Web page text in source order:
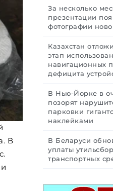
В
За несколько
презентации
фотографии
Казахстан
этап
навигационных
дефицита
В Нью-Йорке в
позорят
парковки
наклейками
В Беларуси
уплаты
транспортных